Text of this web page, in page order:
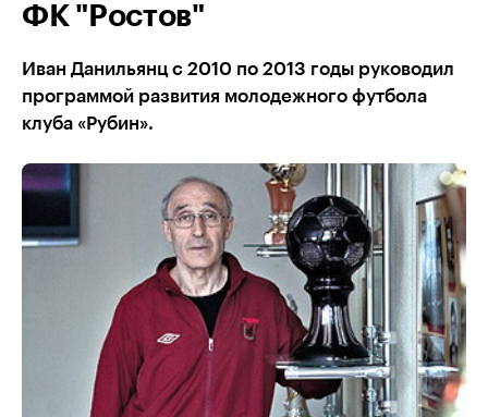
ФК "Ростов"
Иван Данильянц с 2010 по 2013 годы руководил
программой развития молодежного футбола
клуба «Рубин».